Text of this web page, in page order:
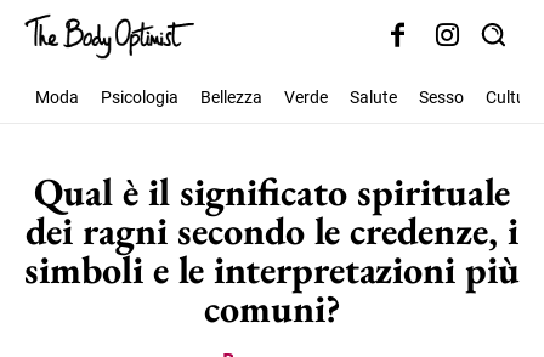
Moda Psicologia Bellezza Verde Salute Sesso Cultura
Qual è il significato spirituale
dei ragni secondo le credenze, i
simboli e le interpretazioni più
comuni?